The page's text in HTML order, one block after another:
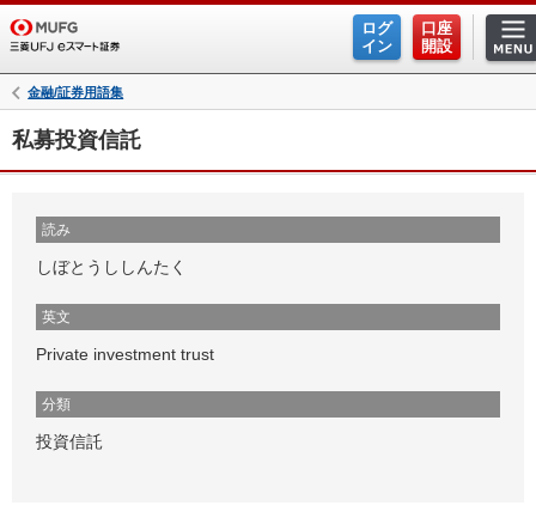
ログ
イン
口座
開設
金融/証券用語集
私募投資信託
読み
しぼとうししんたく
英文
Private investment trust
分類
投資信託